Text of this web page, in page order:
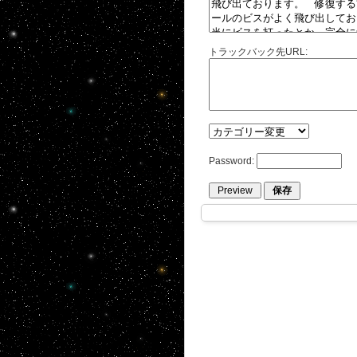
トラックバック先URL:
Password: